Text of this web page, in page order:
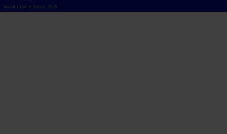
Visual Library Server 2026